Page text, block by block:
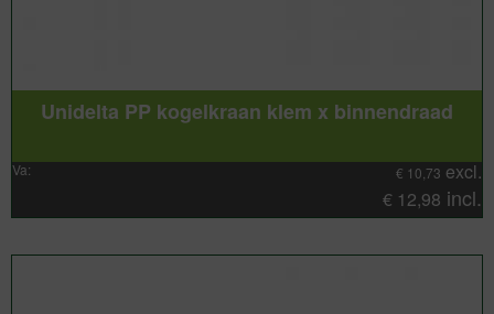
Unidelta PP kogelkraan klem x binnendraad
Va: € 10,73 excl.
€ 12,98 incl.